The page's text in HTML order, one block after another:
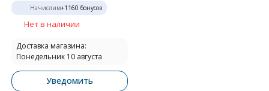
Начислим+1160 бонусов
Нет в наличии
Доставка магазина:
Понедельник 10 августа
Уведомить